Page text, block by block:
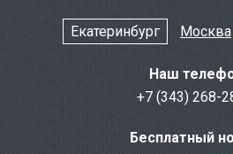
Екатеринбург Москва
Наш
+7 (343) 268-
Бесплатный